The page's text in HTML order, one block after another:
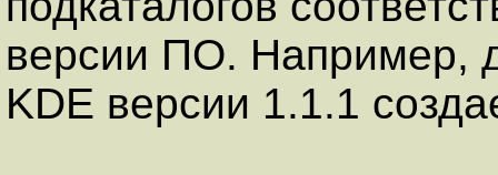
версии ПО. Например,
KDE версии 1.1.1